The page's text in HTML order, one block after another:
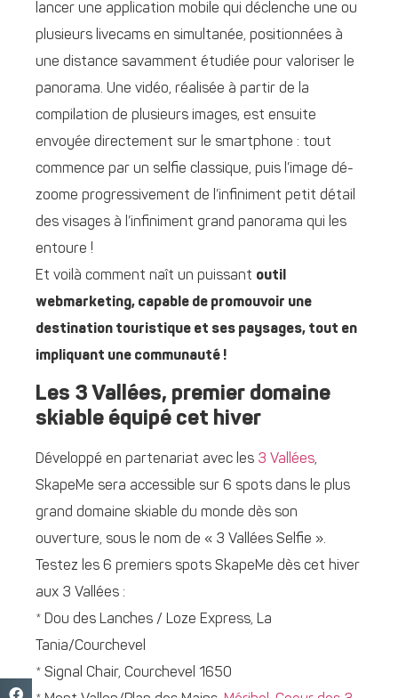
lancer une application mobile qui déclenche une ou
plusieurs livecams en simultanée, positionnées à
une distance savamment étudiée pour valoriser le
panorama. Une vidéo, réalisée à partir de la
compilation de plusieurs images, est ensuite
envoyée directement sur le smartphone : tout
commence par un selfie classique, puis l’image dé-
zoome progressivement de l’infiniment petit détail
des visages à l’infiniment grand panorama qui les
entoure !
Et voilà comment naît un puissant outil
webmarketing, capable de promouvoir une
destination touristique et ses paysages, tout en
impliquant une communauté !
Les 3 Vallées, premier domaine
skiable équipé cet hiver
Développé en partenariat avec les 3 Vallées,
SkapeMe sera accessible sur 6 spots dans le plus
grand domaine skiable du monde dès son
ouverture, sous le nom de « 3 Vallées Selfie ».
Testez les 6 premiers spots SkapeMe dès cet hiver
aux 3 Vallées :
* Dou des Lanches / Loze Express, La
Tania/Courchevel
* Signal Chair, Courchevel 1650